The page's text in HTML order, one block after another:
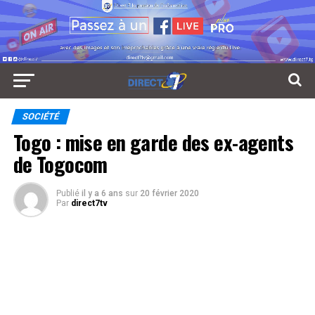
SOCIÉTÉ
Togo : mise en garde des ex-agents
de Togocom
Publié il y a 6 ans sur 20 février 2020
Par direct7tv